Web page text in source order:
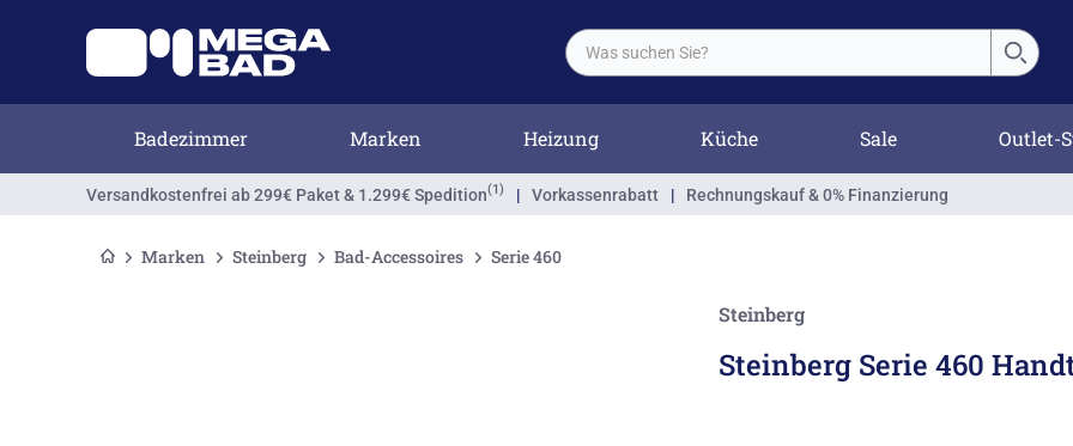
Badezimmer Marken Heizung Küche Sale Outlet-
Versandkostenfrei ab 299€ Paket & 1.299€ Spedition(1) | Vorkassenrabatt | Rechnungskauf & 0% Finanzierung
Marken Steinberg Bad-Accessoires Serie 460
Steinberg
Steinberg Serie 460